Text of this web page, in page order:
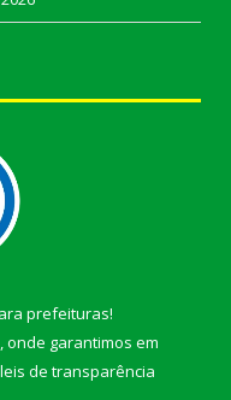
prefeituras!
onde garantimos em
leis de transparência